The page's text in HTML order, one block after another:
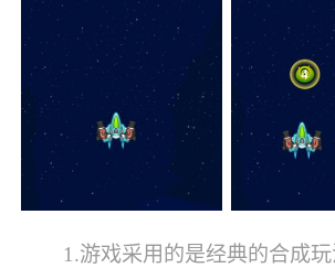
1.游戏采用的是经典的合成